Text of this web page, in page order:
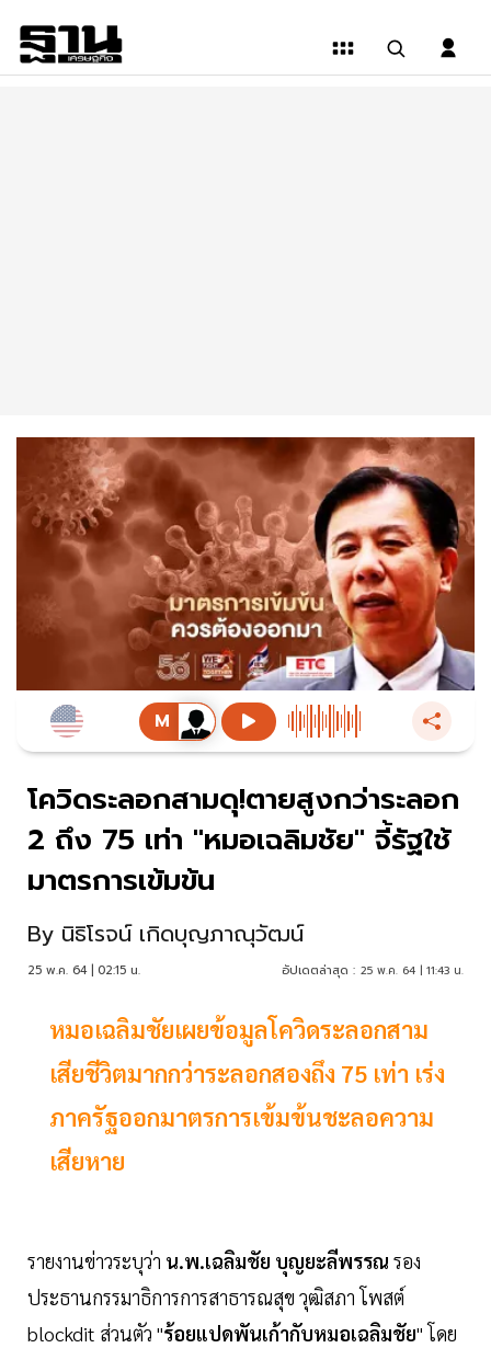
โควิดระลอกสามดุ!ตายสูงกว่าระลอก
2 ถึง 75 เท่า "หมอเฉลิมชัย" จี้รัฐใช้
มาตรการเข้มข้น
By นิธิโรจน์ เกิดบุญภาณุวัฒน์
25 พ.ค. 64 | 02:15 น. อัปเดตล่าสุด : 25 พ.ค. 64 | 11:43 น.
หมอเฉลิมชัยเผยข้อมูลโควิดระลอกสาม
เสียชีวิตมากกว่าระลอกสองถึง 75 เท่า เร่ง
ภาครัฐออกมาตรการเข้มข้นชะลอความ
เสียหาย
รายงานข่าวระบุว่า น.พ.เฉลิมชัย บุญยะลีพรรณ รอง
ประธานกรรมาธิการการสาธารณสุข วุฒิสภา โพสต์
blockdit ส่วนตัว "ร้อยแปดพันเก้ากับหมอเฉลิมชัย" โดย